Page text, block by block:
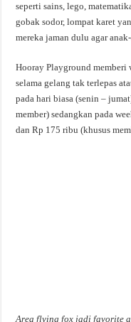
seperti sains, lego,
gobak sodor, lompat karet
mereka jaman dulu agar
Hooray Playground memberi
selama gelang tak terlepas
pada hari biasa (senin –
member) sedangkan pada
dan Rp 175 ribu (khusus
Area flying fox jadi favorite